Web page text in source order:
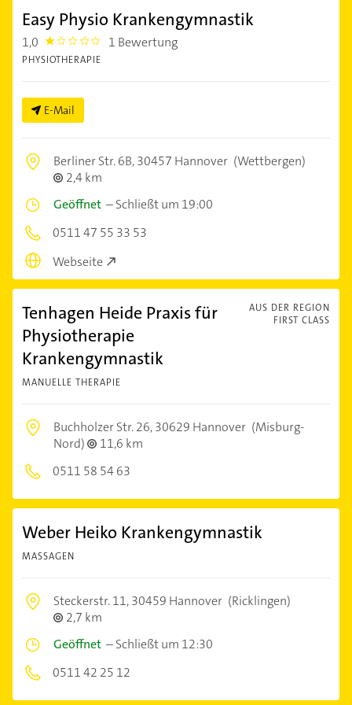
Easy Physio Krankengymnastik
1,0 1.0 1 Bewertung
PHYSIOTHERAPIE
E-Mail
Berliner Str. 6B,30457 Hannover (Wettbergen)
2,4 km
Geöffnet –Schließt um 19:00
0511 47 55 33 53
Webseite
AUS DER REGION
FIRST CLASS
Tenhagen Heide Praxis für
Physiotherapie
Krankengymnastik
MANUELLE THERAPIE
Buchholzer Str. 26,30629 Hannover (Misburg-
Nord)
11,6 km
0511 58 54 63
Weber Heiko Krankengymnastik
MASSAGEN
Steckerstr. 11,30459 Hannover (Ricklingen)
2,7 km
Geöffnet –Schließt um 12:30
0511 42 25 12